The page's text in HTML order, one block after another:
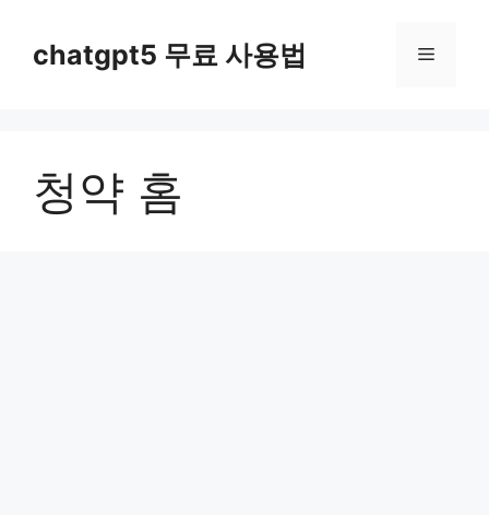
chatgpt5 무료 사용법 메
청약 홈